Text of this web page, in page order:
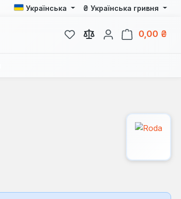
Українська ₴ Українська гривня
У вас є 0 у списку бажань
0,00 ₴